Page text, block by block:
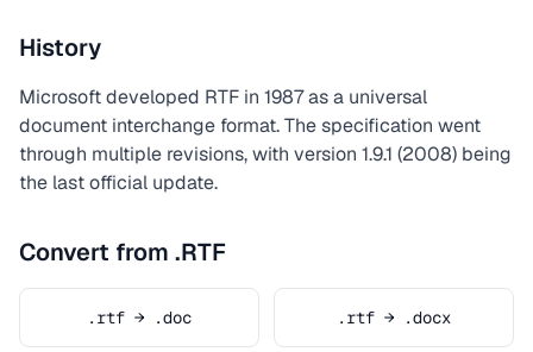
History
Microsoft developed RTF in 1987 as a universal
document interchange format. The specification went
through multiple revisions, with version 1.9.1 (2008) being
the last official update.
Convert from .RTF
.rtf → .doc .rtf → .docx